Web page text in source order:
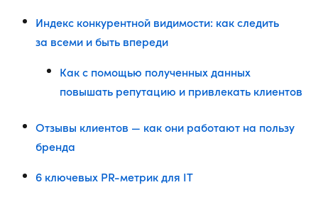
Индекс конкурентной видимости: как следить
за всеми и быть впереди
Как с помощью полученных данных
повышать репутацию и привлекать клиентов
Отзывы клиентов — как они работают на пользу
бренда
6 ключевых PR-метрик для IT